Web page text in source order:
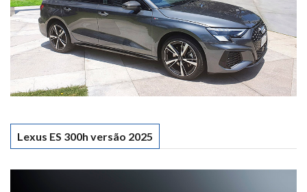
Lexus ES 300h versão 2025